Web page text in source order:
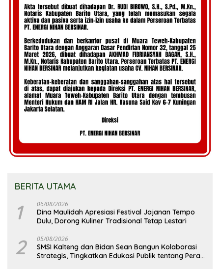
BERITA UTAMA
1 06/08/2026
Dina Maulidah Apresiasi Festival Jajanan Tempo
Dulu, Dorong Kuliner Tradisional Tetap Lestari
2 05/08/2026
SMSI Kalteng dan Bidan Sean Bangun Kolaborasi
Strategis, Tingkatkan Edukasi Publik tentang Peran